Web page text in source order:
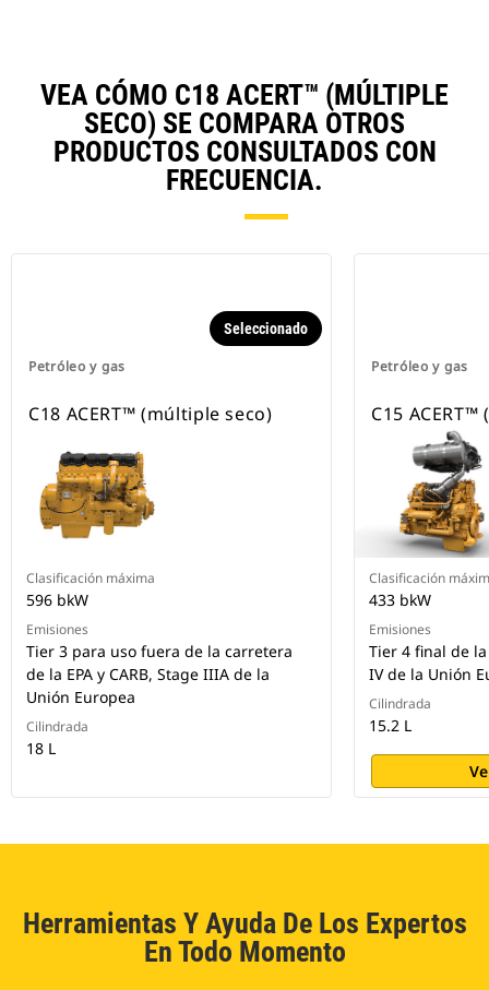
VEA CÓMO C18 ACERT™ (MÚLTIPLE
SECO) SE COMPARA OTROS
PRODUCTOS CONSULTADOS CON
FRECUENCIA.
Petróleo y gas
Seleccionado
C18 ACERT™ (múltiple seco)
Clasificación máxima
596 bkW
Emisiones
Tier 3 para uso fuera de la carretera
de la EPA y CARB, Stage IIIA de la
Unión Europea
Cilindrada
18 L
Petróleo y gas
C15
Clasificación
433 bkW
Emisiones
Tier 4 final de la
IV de la Unión
Cilindrada
15.2 L
Herramientas Y Ayuda De Los Expertos
En Todo Momento